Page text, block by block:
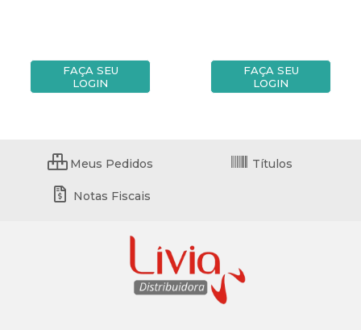
FAÇA SEU
LOGIN
FAÇA SEU
LOGIN
Meus Pedidos Títulos
Notas Fiscais